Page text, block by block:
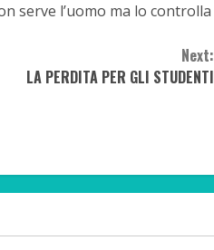
serve l’uomo ma lo controlla
Next:
LA PERDITA PER GLI STUDENTI